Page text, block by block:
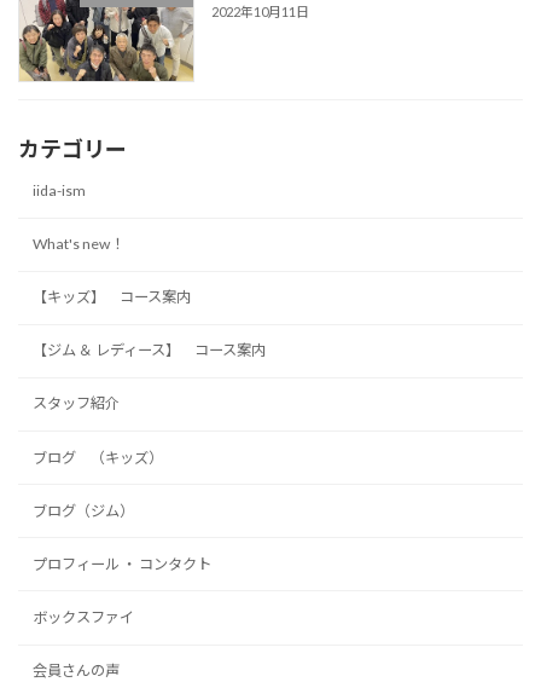
2022年10月11日
カテゴリー
iida-ism
What's new！
【キッズ】 コース案内
【ジム ＆ レディース】 コース案内
スタッフ紹介
ブログ （キッズ）
ブログ（ジム）
プロフィール ・ コンタクト
ボックスファイ
会員さんの声